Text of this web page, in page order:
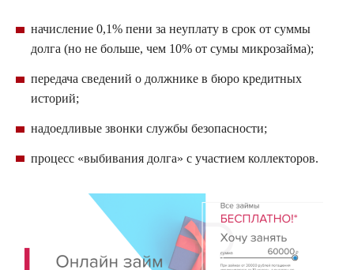
начисление 0,1% пени за неуплату в срок от суммы
долга (но не больше, чем 10% от сумымикрозайма);
передача сведений о должнике в бюро кредитных
историй;
надоедливые звонки службы безопасности;
процесс «выбивания долга» с участием коллекторов.